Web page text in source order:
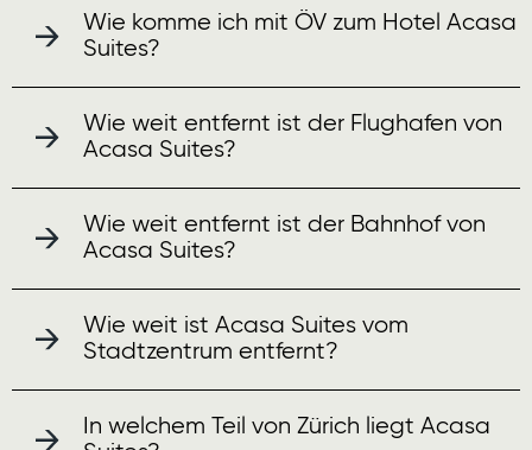
Wie komme ich mit ÖV zum Hotel Acasa
Suites?
Wie weit entfernt ist der Flughafen von
Acasa Suites?
Wie weit entfernt ist der Bahnhof von
Acasa Suites?
Wie weit ist Acasa Suites vom
Stadtzentrum entfernt?
In welchem Teil von Zürich liegt Acasa